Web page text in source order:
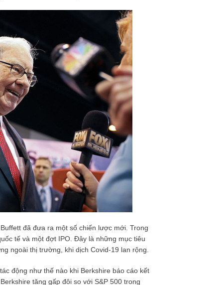
đã đưa ra một số chiến lược mới. Trong
tế và một đợt IPO. Đây là những mục tiêu
ngoài thị trường, khi dịch Covid-19 lan rộng.
động như thế nào khi Berkshire báo cáo kết
tăng gấp đôi so với S&P 500 trong